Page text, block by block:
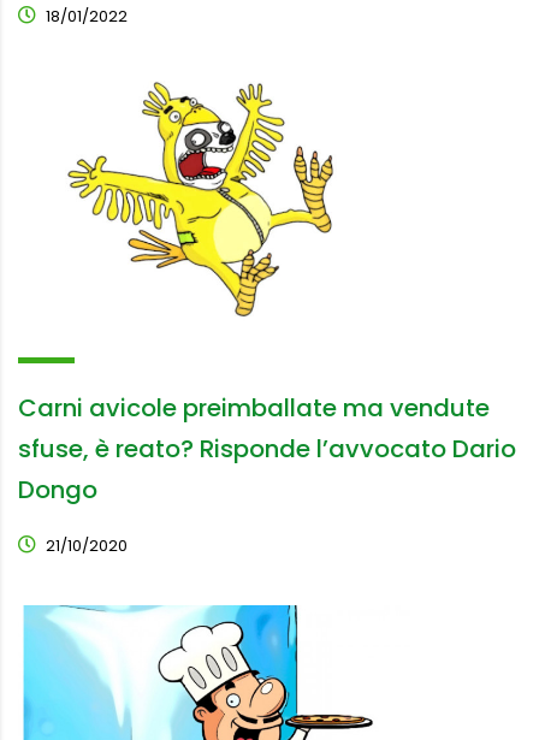
18/01/2022
Carni avicole preimballate ma vendute
sfuse, è reato? Risponde l’avvocato Dario
Dongo
21/10/2020